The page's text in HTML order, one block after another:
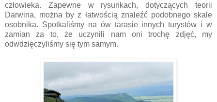
człowieka. Zapewne w rysunkach, dotyczących teorii
Darwina, można by z łatwością znaleźć podobnego skale
osobnika. Spotkaliśmy na ów tarasie innych turystów i w
zamian za to, że uczynili nam oni trochę zdjęć, my
odwdzięczyliśmy się tym samym.